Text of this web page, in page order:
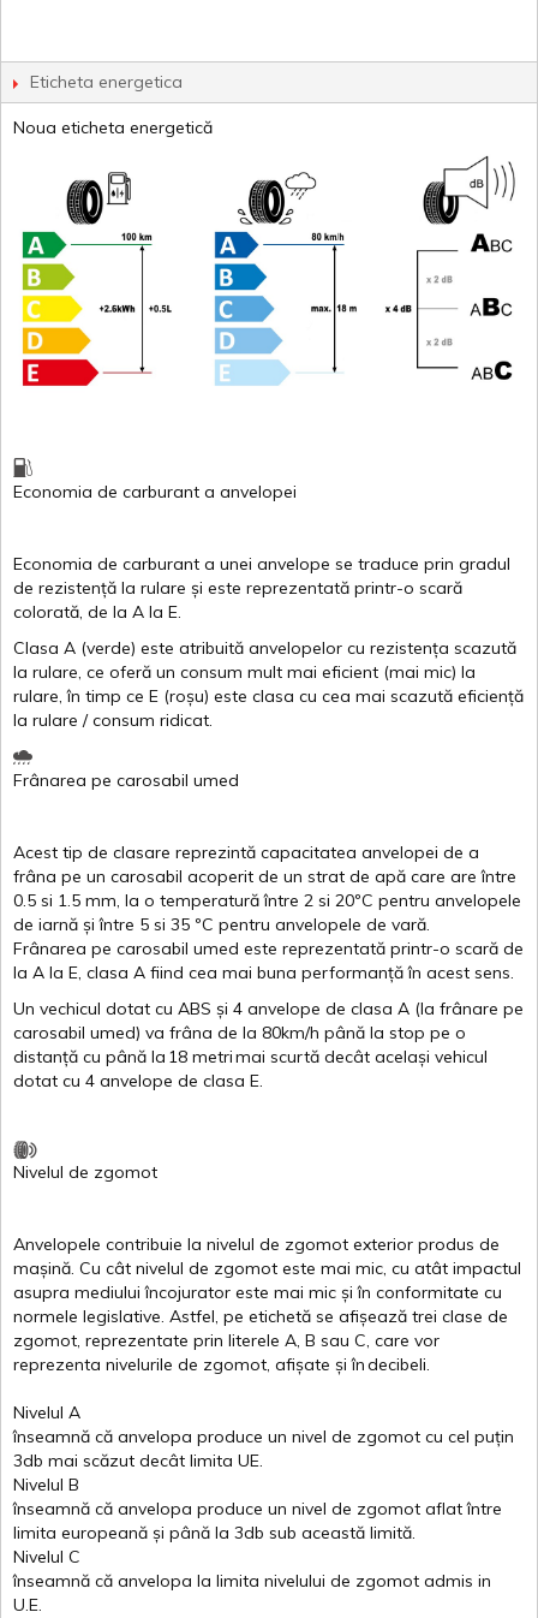
Eticheta energetica
Noua eticheta energetică
Economia de carburant a anvelopei
Economia de carburant a unei anvelope se traduce prin gradul
de rezistență la rulare și este reprezentată printr-o scară
colorată, de la A la E.
Clasa A (verde) este atribuită anvelopelor cu rezistența scazută
la rulare, ce oferă un consum mult mai eficient (mai mic) la
rulare,în timp ce E (roșu) este clasa cu cea mai scazută eficiență
la rulare /consum ridicat.
Frânarea pe carosabil umed
Acest tip de clasare reprezintă capacitatea anvelopei de a
frâna pe un carosabil acoperit de un strat de apă care areîntre
0.5 si 1.5 mm, la o temperatură între 2 si 20ºC pentru anvelopele
de iarnă și între 5 si 35 ºC pentru anvelopele de vară.
Frânarea pe carosabil umed este reprezentată printr-o scară de
la A la E, clasa A fiind cea mai buna performanță în acest sens.
Un vechicul dotat cu ABS și 4 anvelope de clasa A (la frânare pe
carosabil umed) va frâna de la 80km/h până la stop pe o
distanță cu până la 18 metrimai scurtă decât același vehicul
dotat cu 4 anvelope de clasa E.
Nivelul de zgomot
Anvelopele contribuie la nivelul de zgomot exterior produs de
mașină. Cu cât nivelul de zgomot este mai mic, cu atât impactul
asupra mediului încojurator este mai mic și în conformitate cu
normele legislative. Astfel, pe etichetă se afișează trei clase de
zgomot, reprezentate prin literele A, B sau C, care vor
reprezenta nivelurile de zgomot, afișate și îndecibeli.
Nivelul A
înseamnă că anvelopa produce un nivel de zgomot cu cel puțin
3db mai scăzut decât limita UE.
Nivelul B
înseamnă că anvelopa produce un nivel de zgomot aflat între
limita europeană și până la 3db sub această limită.
Nivelul C
înseamnă că anvelopa la limita nivelului de zgomot admis in
U.E.